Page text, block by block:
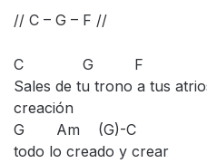
// C – G – F //
C G F
Sales de tu trono a tus
creación
G Am (G)-C
todo lo creado y crear